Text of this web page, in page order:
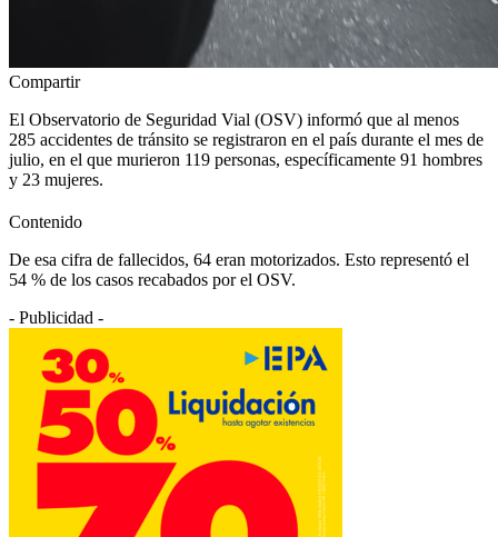
Compartir
El Observatorio de Seguridad Vial (OSV) informó que al menos
285 accidentes de tránsito se registraron en el país durante el mes de
julio, en el que murieron 119 personas, específicamente 91 hombres
y 23 mujeres.
Contenido
De esa cifra de fallecidos, 64 eran motorizados. Esto representó el
54 % de los casos recabados por el OSV.
- Publicidad -